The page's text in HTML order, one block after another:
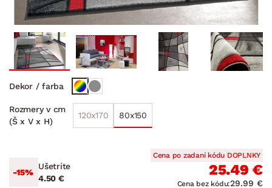
Dekor / farba
Rozmery v cm
(Š x V x H)
120x170 80x150
-15%
Ušetríte
4.50 €
Cena po zadaní kódu DOPLNKY
25.49 €
Cena bez kódu:29.99 €